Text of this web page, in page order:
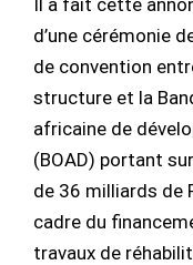
Il a fait cette
d’une cérémonie
de convention
structure et la
africaine de
(BOAD) portant
de 36 milliards de
cadre du
travaux de